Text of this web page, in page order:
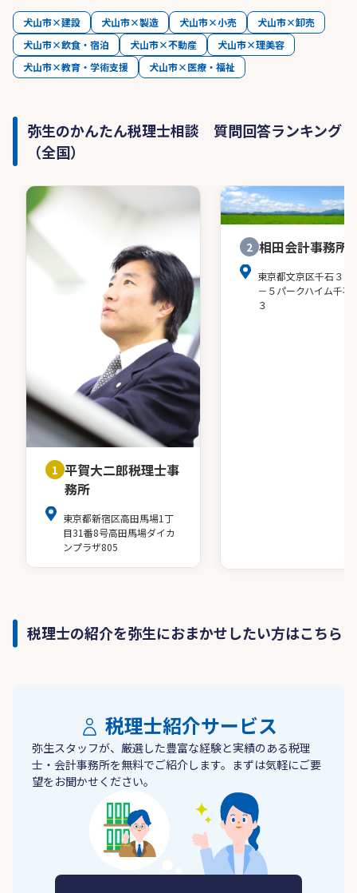
犬山市×建設 犬山市×製造 犬山市×小売
犬山市×卸売
犬山市×飲食・宿泊
犬山市×不動産
犬山市×理美容
犬山市×教育・学術支援
犬山市×医療・福祉
弥生のかんたん税理士相談 質問回答ランキング
（全国）
1 平賀大二郎税理士事
務所
東京都新宿区高田馬場1丁
目31番8号高田馬場ダイカ
ンプラザ805
2 相田会計事務所
東京都文京区千石３－
－５パークハイム千石
３
税理士の紹介を弥生におまかせしたい方はこちら
税理士紹介サービス
弥生スタッフが、厳選した豊富な経験と実績のある税理
士・会計事務所を無料でご紹介します。まずは気軽にご要
望をお聞かせください。